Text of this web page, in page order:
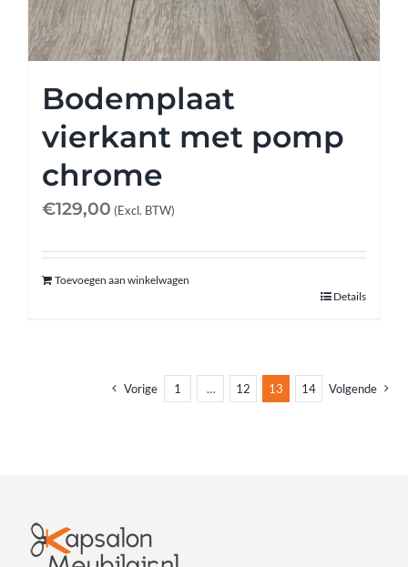
Bodemplaat
vierkant met pomp
chrome
€129,00 (Excl. BTW)
Toevoegen aan winkelwagen
Details
Vorige 1 … 12 13 14 Volgende